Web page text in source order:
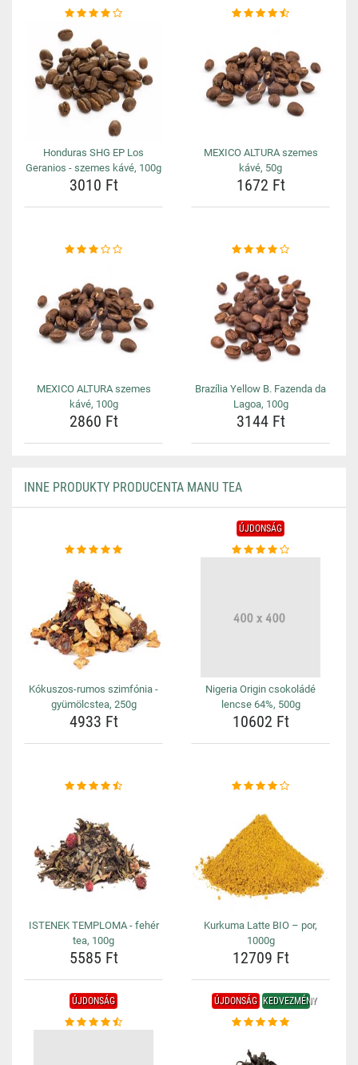
Honduras SHG EP Los
Geranios - szemes kávé, 100g
3010 Ft
MEXICO ALTURA szemes
kávé, 50g
1672 Ft
MEXICO ALTURA szemes
kávé, 100g
2860 Ft
Brazília Yellow B. Fazenda da
Lagoa, 100g
3144 Ft
INNE PRODUKTY PRODUCENTA MANU TEA
Kókuszos-rumos szimfónia -
gyümölcstea, 250g
4933 Ft
ÚJDONSÁG
Nigeria Origin csokoládé
lencse 64%, 500g
10602 Ft
ISTENEK TEMPLOMA - fehér
tea, 100g
5585 Ft
Kurkuma Latte BIO – por,
1000g
12709 Ft
ÚJDONSÁG ÚJDONSÁG KEDVEZMÉNY